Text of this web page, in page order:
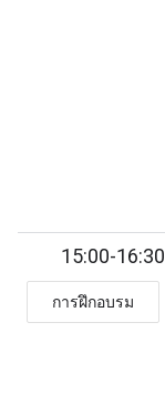
15:00-16:30
การฝึกอบรม